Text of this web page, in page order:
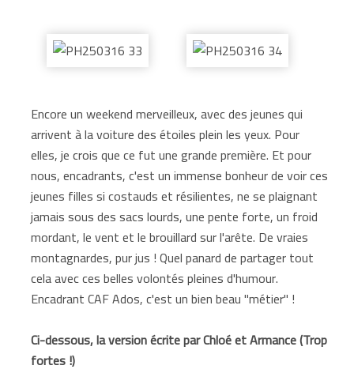
Encore un weekend merveilleux, avec des jeunes qui
arrivent à la voiture des étoiles plein les yeux. Pour
elles, je crois que ce fut une grande première. Et pour
nous, encadrants, c'est un immense bonheur de voir ces
jeunes filles si costauds et résilientes, ne se plaignant
jamais sous des sacs lourds, une pente forte, un froid
mordant, le vent et le brouillard sur l'arête. De vraies
montagnardes, pur jus ! Quel panard de partager tout
cela avec ces belles volontés pleines d'humour.
Encadrant CAF Ados, c'est un bien beau "métier" !
Ci-dessous, la version écrite par Chloé et Armance (Trop
fortes !)